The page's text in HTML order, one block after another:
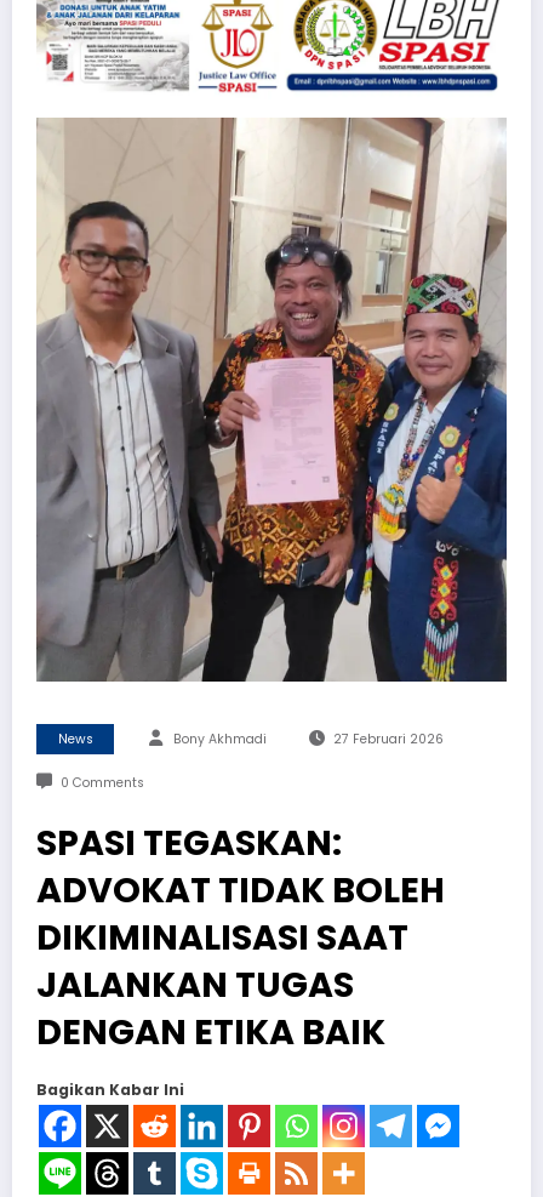
News Bony Akhmadi 27 Februari 2026
0 Comments
SPASI TEGASKAN:
ADVOKAT TIDAK BOLEH
DIKIMINALISASI SAAT
JALANKAN TUGAS
DENGAN ETIKA BAIK
Bagikan Kabar Ini